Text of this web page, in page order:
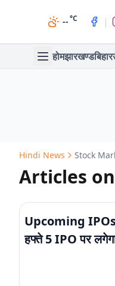
--°C |
होमझारखण्डबिहार
Hindi News Stock
Articles
Upcoming
हफ्ते 5 IPO पर